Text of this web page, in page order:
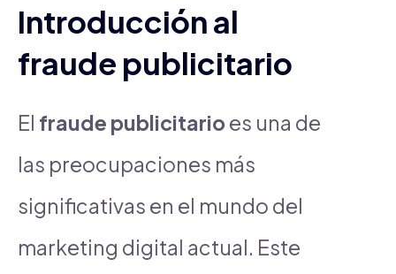
Introducción al
fraude publicitario
El fraude publicitario es una de
las preocupaciones más
significativas en el mundo del
marketing digital actual. Este